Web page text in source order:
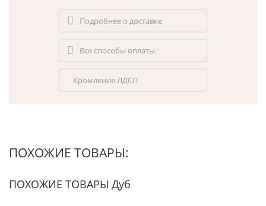
Подробнее о доставке
Все способы оплаты
Кромление ЛДСП
ПОХОЖИЕ ТОВАРЫ:
ПОХОЖИЕ ТОВАРЫ Дуб